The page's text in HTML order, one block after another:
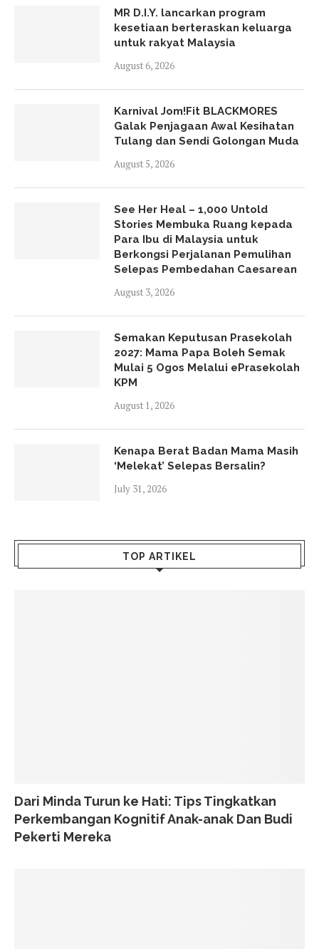
MR D.I.Y. lancarkan program
kesetiaan berteraskan keluarga
untuk rakyat Malaysia
August 6, 2026
Karnival Jom!Fit BLACKMORES
Galak Penjagaan Awal Kesihatan
Tulang dan Sendi Golongan Muda
August 5, 2026
See Her Heal – 1,000 Untold
Stories Membuka Ruang kepada
Para Ibu di Malaysia untuk
Berkongsi Perjalanan Pemulihan
Selepas Pembedahan Caesarean
August 3, 2026
Semakan Keputusan Prasekolah
2027: Mama Papa Boleh Semak
Mulai 5 Ogos Melalui ePrasekolah
KPM
August 1, 2026
Kenapa Berat Badan Mama Masih
‘Melekat’ Selepas Bersalin?
July 31, 2026
TOP ARTIKEL
Dari Minda Turun ke Hati: Tips Tingkatkan
Perkembangan Kognitif Anak-anak Dan Budi
Pekerti Mereka